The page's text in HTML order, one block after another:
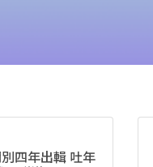
四年出輯 吐年